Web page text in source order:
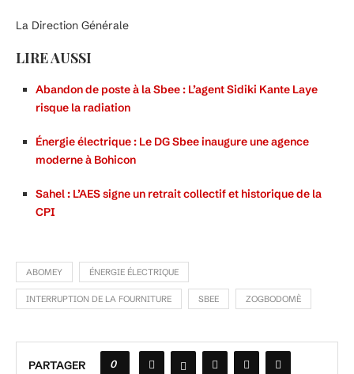
La Direction Générale
LIRE AUSSI
Abandon de poste à la Sbee : L’agent Sidiki Kante Laye
risque la radiation
Énergie électrique : Le DG Sbee inaugure une agence
moderne à Bohicon
Sahel : L’AES signe un retrait collectif et historique de la
CPI
ABOMEY ÉNERGIE ÉLECTRIQUE
INTERRUPTION DE LA FOURNITURE SBEE ZOGBODOMÈ
PARTAGER 0